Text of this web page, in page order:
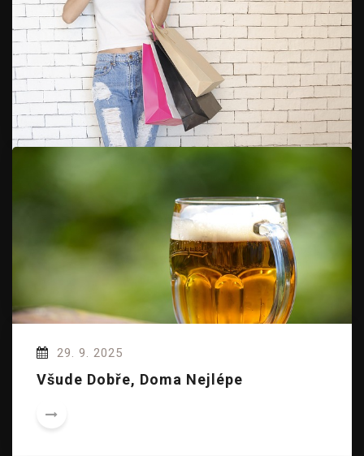
14. 11. 2025
Pozor Na Mravence
Taška S Potiskem Jako Stylový Módní
29. 9. 2025
Všude Dobře, Doma Nejlépe